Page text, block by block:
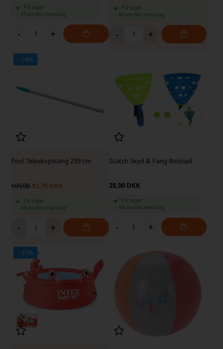
På lager
Afsendes mandag
- +
På lager
Afsendes mandag
- +
- 14%
Pool Teleskopstang 239 cm
109,00 93,75 DKK
På lager
-Afsendes mandag
- +
Scatch Skyd & Fang Boldspil
25,00 DKK
På lager
Afsendes mandag
- +
- 37%